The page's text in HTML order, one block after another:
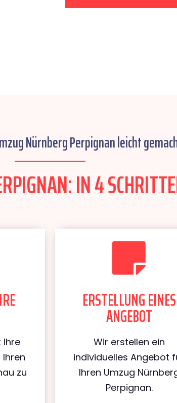
Nürnberg Perpignan leicht
IN 4
Ihre
zu
ERSTELLUNG EINES
ANGEBOT
Wir erstellen ein
individuelles Angebot
Ihren Umzug
Perpignan.